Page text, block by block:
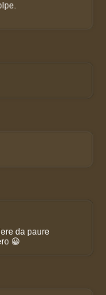
da paure
😀